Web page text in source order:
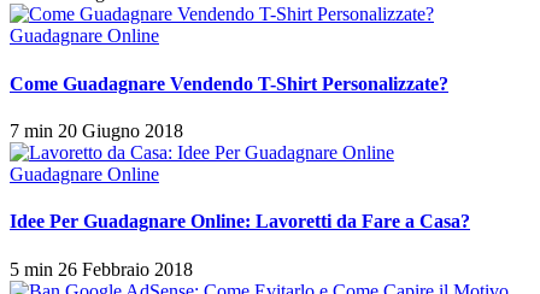
Guadagnare Online
Come Guadagnare Vendendo T-Shirt Personalizzate?
7 min 20 Giugno 2018
Guadagnare Online
Idee Per Guadagnare Online: Lavoretti da Fare a Casa?
5 min 26 Febbraio 2018